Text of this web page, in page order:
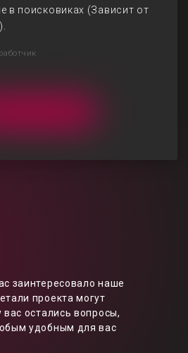
в поисковиках (Зависит от
заинтересовало наше
проекта могут
остались вопросы,
удобным для вас